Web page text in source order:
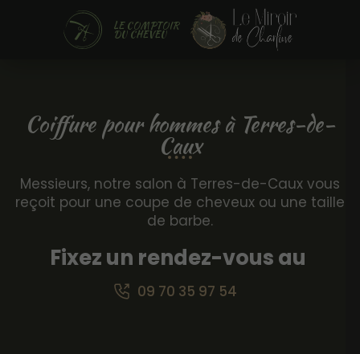
LE COMPTOIR
DU CHEVEU
Coiffure pour hommes à Terres-de-
Caux
Messieurs, notre salon à Terres-de-Caux vous
reçoit pour une coupe de cheveux ou une taille
de barbe.
Fixez un rendez-vous au
09 70 35 97 54